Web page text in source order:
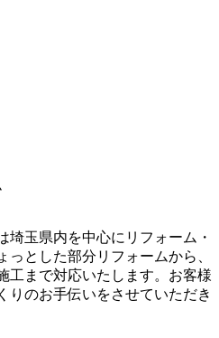
埼玉県内を中心にリフォーム・
っとした部分リフォームから、
工まで対応いたします。お客様
りのお手伝いをさせていただき